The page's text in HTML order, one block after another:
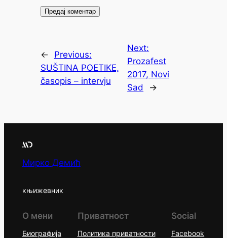
←
Previous:
SUŠTINA POETIKE,
časopis – intervju
Next:
Prozafest
2017, Novi
Sad
→
Мирко Демић
књижевник
О мени
Биографија
Приватност
Политика приватности
Social
Facebook